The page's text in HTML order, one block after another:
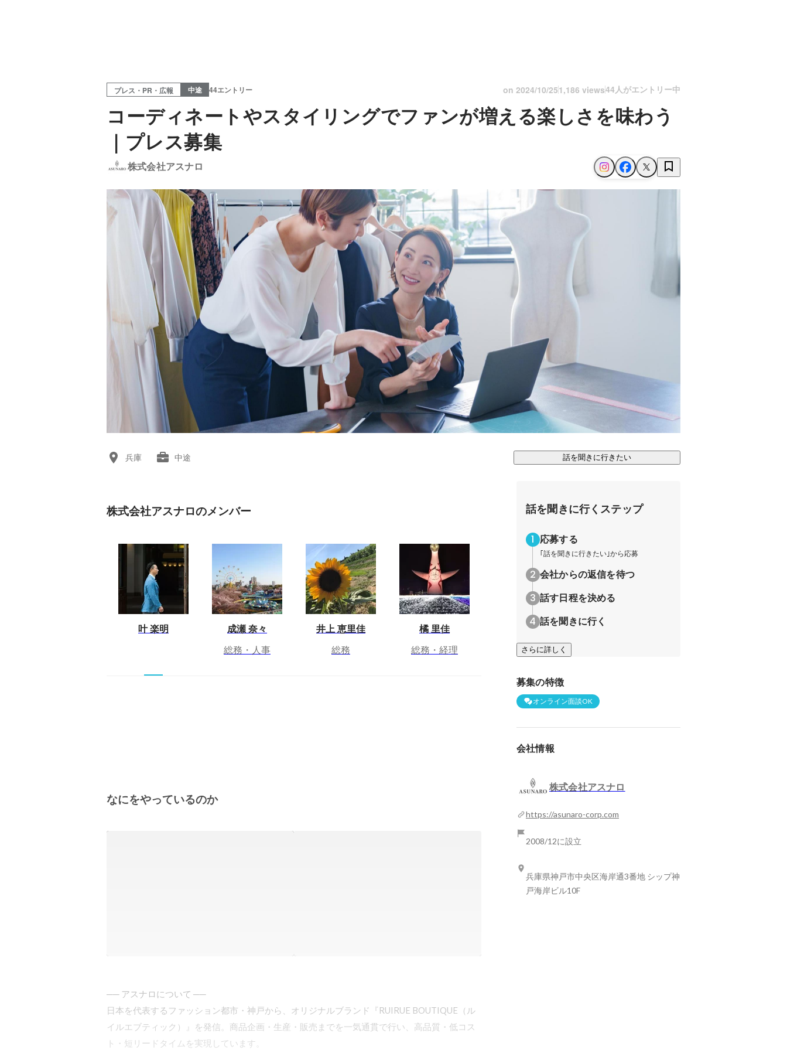
プレス・PR・広報 中途 44エントリー on 2024/10/251,186 views44人がエントリー中
コーディネートやスタイリングでファンが増える楽しさを味わう
｜プレス募集
株式会社アスナロ
兵庫 中途 話を聞きに行きたい
株式会社アスナロのメンバー
叶 楽明 成瀬 奈々
総務・人事
井上 恵里佳
総務
橘 里佳
総務・経理
なにをやっているのか
── アスナロについて ──
日本を代表するファッション都市・神戸から、オリジナルブランド『RUIRUE BOUTIQUE（ル
イルエブティック）』を発信。商品企画・生産・販売までを一気通貫で行い、高品質・低コス
ト・短リードタイムを実現しています。
話を聞きに行くステップ
応募する
｢話を聞きに行きたい｣から応募
会社からの返信を待つ
話す日程を決める
話を聞きに行く
さらに詳しく
募集の特徴
オンライン面談OK
会社情報
株式会社アスナロ
https://asunaro-corp.com
2008/12に設立
兵庫県神戸市中央区海岸通3番地 シップ神
戸海岸ビル10F